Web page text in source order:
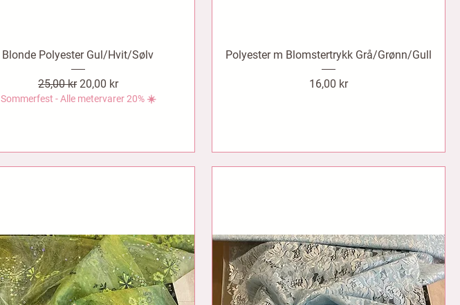
Blonde Polyester Gul/Hvit/Sølv
Vanlig pris
25,00 kr Salgspris
20,00 kr
Sommerfest - Alle metervarer 20% ☀️
Polyester m Blomstertrykk Grå/Grønn/Gull
Pris
16,00 kr